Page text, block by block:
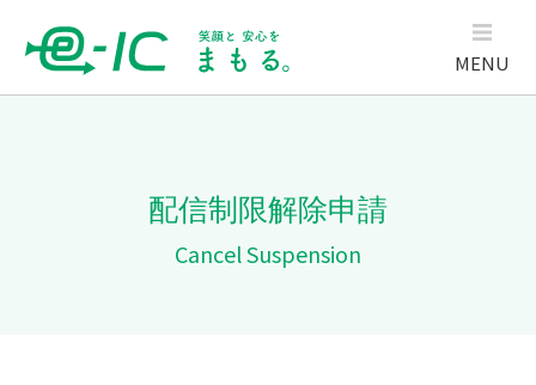
MENU
配信制限解除申請
Cancel Suspension